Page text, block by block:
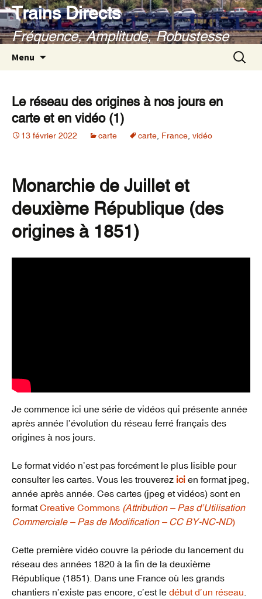
Aller
au
contenu
Trains Directs
Fréquence, Amplitude, Robustesse
Menu
Le réseau des origines à nos jours en
carte et en vidéo (1)
13 février 2022 carte carte France vidéo
Monarchie de Juillet et
deuxième République (des
origines à 1851)
Je commence ici une série de vidéos qui présente année
après année l’évolution du réseau ferré français des
origines à nos jours.
Le format vidéo n’est pas forcément le plus lisible pour
consulter les cartes. Vous les trouverez ici en format jpeg,
année après année. Ces cartes (jpeg et vidéos) sont en
formatCreative Commons (Attribution – Pas d’Utilisation
Commerciale – Pas de Modification – CC BY-NC-ND)
Cette première vidéo couvre la période du lancement du
réseau des années 1820 à la fin de la deuxième
République (1851). Dans une France où les grands
chantiers n’existe pas encore, c’est le début d’un réseau